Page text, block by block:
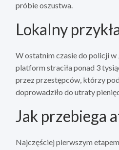
próbie oszustwa.
Lokalny
W ostatnim czasie do policji w
platform straciła ponad 3
przez przestępców, którzy
doprowadziło do utraty
Jak przebiega
Najczęściej pierwszym